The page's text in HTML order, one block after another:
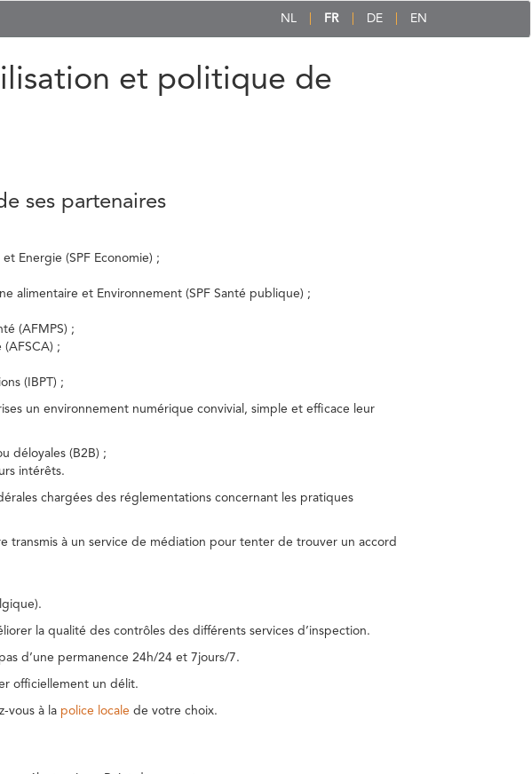
NL FR DE EN
et politique de
ses partenaires
Energie (SPF Economie) ;
alimentaire et Environnement (SPF Santé publique) ;
(AFMPS) ;
(AFSCA) ;
(IBPT) ;
un environnement numérique convivial, simple et efficace leur
déloyales (B2B) ;
intérêts.
chargées des réglementations concernant les pratiques
transmis à un service de médiation pour tenter de trouver un accord
la qualité des contrôles des différents services d’inspection.
d’une permanence 24h/24 et 7jours/7.
officiellement un délit.
vous à la police locale de votre choix.